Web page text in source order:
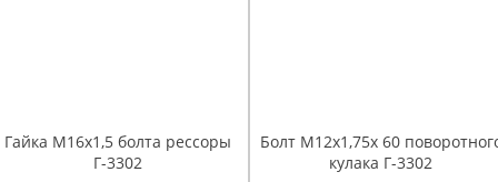
Гайка М16х1,5 болта рессоры
Г-3302
Болт М12х1,75х 60
кулака Г-3302